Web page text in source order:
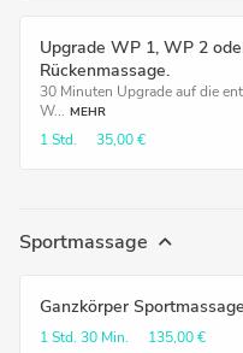
Upgrade WP 1, WP 2
Rückenmassage.
30 Minuten Upgrade auf die
W... MEHR
1 Std. 35,00 €
Sportmassage
Ganzkörper
1 Std. 30 Min. 135,00 €